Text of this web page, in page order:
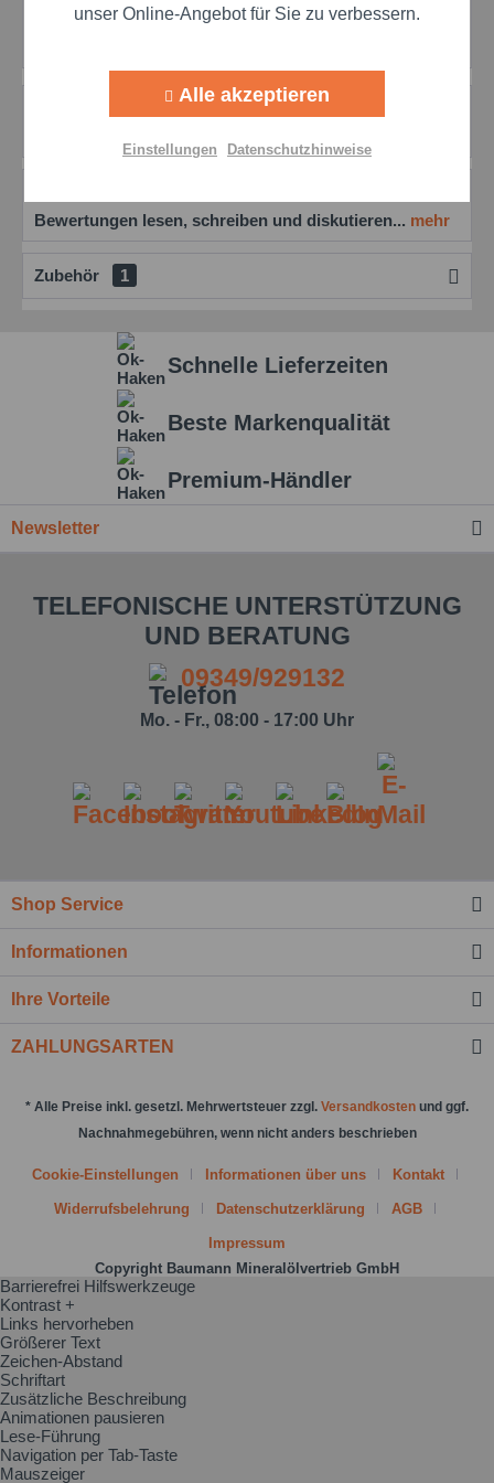
Kenntnis genommen.*
Bewertungen lesen, schreiben und diskutieren... mehr
Zubehör 1
Schnelle Lieferzeiten
Beste Markenqualität
Premium-Händler
Newsletter
TELEFONISCHE UNTERSTÜTZUNG
UND BERATUNG
09349/929132
Mo. - Fr., 08:00 - 17:00 Uhr
Shop Service
Informationen
Ihre Vorteile
ZAHLUNGSARTEN
* Alle Preise inkl. gesetzl. Mehrwertsteuer zzgl. Versandkosten und ggf.
Nachnahmegebühren, wenn nicht anders beschrieben
Cookie-Einstellungen Informationen über uns Kontakt
Widerrufsbelehrung Datenschutzerklärung AGB
Impressum
Copyright Baumann Mineralölvertrieb GmbH
Personalisierung Aktiv
unser Online-Angebot für Sie zu verbessern.
Alle akzeptieren
Einstellungen Datenschutzhinweise
Barrierefrei Hilfswerkzeuge
Kontrast +
Links hervorheben
Größerer Text
Zeichen-Abstand
Schriftart
Zusätzliche Beschreibung
Animationen pausieren
Lese-Führung
Navigation per Tab-Taste
Mauszeiger